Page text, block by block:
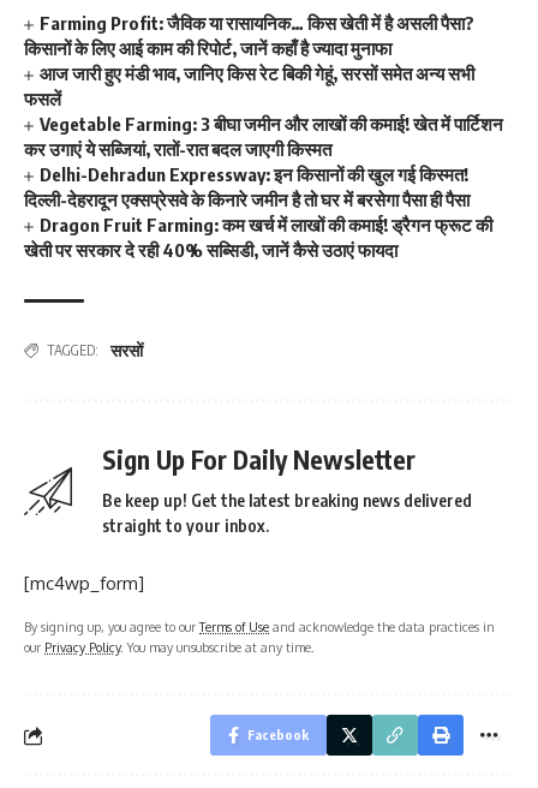
Farming Profit: जैविक या रासायनिक… किस खेती में है असली पैसा?
किसानों के लिए आई काम की रिपोर्ट, जानें कहाँ है ज्यादा मुनाफा
आज जारी हुए मंडी भाव, जानिए किस रेट बिकी गेहूं, सरसों समेत अन्य सभी
फसलें
Vegetable Farming: 3 बीघा जमीन और लाखों की कमाई! खेत में पार्टिशन
कर उगाएं ये सब्जियां, रातों-रात बदल जाएगी किस्मत
Delhi-Dehradun Expressway: इन किसानों की खुल गई किस्मत!
दिल्ली-देहरादून एक्सप्रेसवे के किनारे जमीन है तो घर में बरसेगा पैसा ही पैसा
Dragon Fruit Farming: कम खर्च में लाखों की कमाई! ड्रैगन फ्रूट की
खेती पर सरकार दे रही 40% सब्सिडी, जानें कैसे उठाएं फायदा
TAGGED: सरसों
Sign Up For Daily Newsletter
Be keep up! Get the latest breaking news delivered
straight to your inbox.
[mc4wp_form]
By signing up, you agree to ourTerms of Use and acknowledge the data practices in
our Privacy Policy. You may unsubscribe at any time.
Facebook